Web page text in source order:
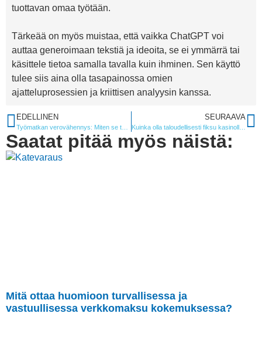
tuottavan omaa työtään.
Tärkeää on myös muistaa, että vaikka ChatGPT voi
auttaa generoimaan tekstiä ja ideoita, se ei ymmärrä tai
käsittele tietoa samalla tavalla kuin ihminen. Sen käyttö
tulee siis aina olla tasapainossa omien
ajatteluprosessien ja kriittisen analyysin kanssa.
EDELLINEN SEURAAVA
Saatat pitää myös näistä:
Mitä ottaa huomioon turvallisessa ja
vastuullisessa verkkomaksu kokemuksessa?